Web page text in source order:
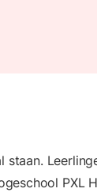
staan.
PXL